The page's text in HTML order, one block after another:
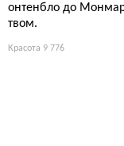
онтенбло до
твом.
Красота 9 776